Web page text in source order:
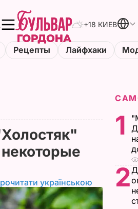
+18 КИЕВ
Рецепты Лайфхаки
українською
1
2